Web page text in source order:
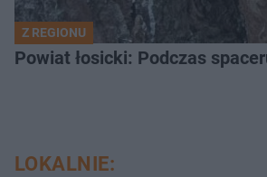
Z REGIONU
LOKALNIE: